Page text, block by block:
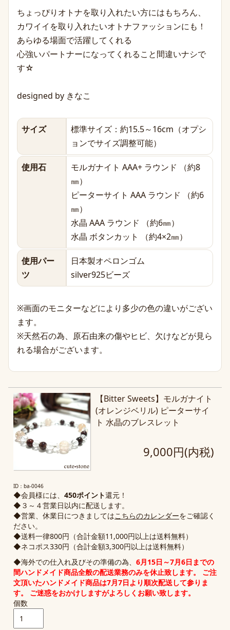
ちょっぴりオトナを取り入れたい方にはもちろん、
カワイイを取り入れたいオトナファッションにも！
あらゆる場面で活躍してくれる
心強いパートナーになってくれること間違いナシで
す☆
designed by きなこ
サイズ
標準サイズ：約15.5～16cm（オプシ
ョンでサイズ調整可能）
使用石
モルガナイト AAA+ ラウンド （約8
㎜）
ピーターサイト AAA ラウンド （約6
㎜）
水晶 AAA ラウンド （約6㎜）
水晶 ボタンカット （約4×2㎜）
使用パー
ツ
日本製オペロンゴム
silver925ビーズ
※画面のモニターなどにより多少の色の違いがござい
ます。
※天然石の為、原石由来の傷やヒビ、欠けなどが見ら
れる場合がございます。
【Bitter Sweets】モルガナイト
(オレンジベリル) ピーターサイ
ト 水晶のブレスレット
9,000円(内税)
ID：ba-0046
◆会員様には、 450ポイント還元！
◆３～４営業日以内に配送します。
◆営業、休業日につきましてはこちらのカレンダーをご確認く
ださい。
◆送料一律800円（合計金額11,000円以上は送料無料）
◆ネコポス330円（合計金額3,300円以上は送料無料）
◆海外での仕入れ及びその準備の為、 6月15日～7月6日までの
間ハンドメイド商品全般の配送業務のみを休止致します。 ご注
文頂いたハンドメイド商品は7月7日より順次配送して参りま
す。 ご迷惑をおかけしますがよろしくお願い致します。
個数